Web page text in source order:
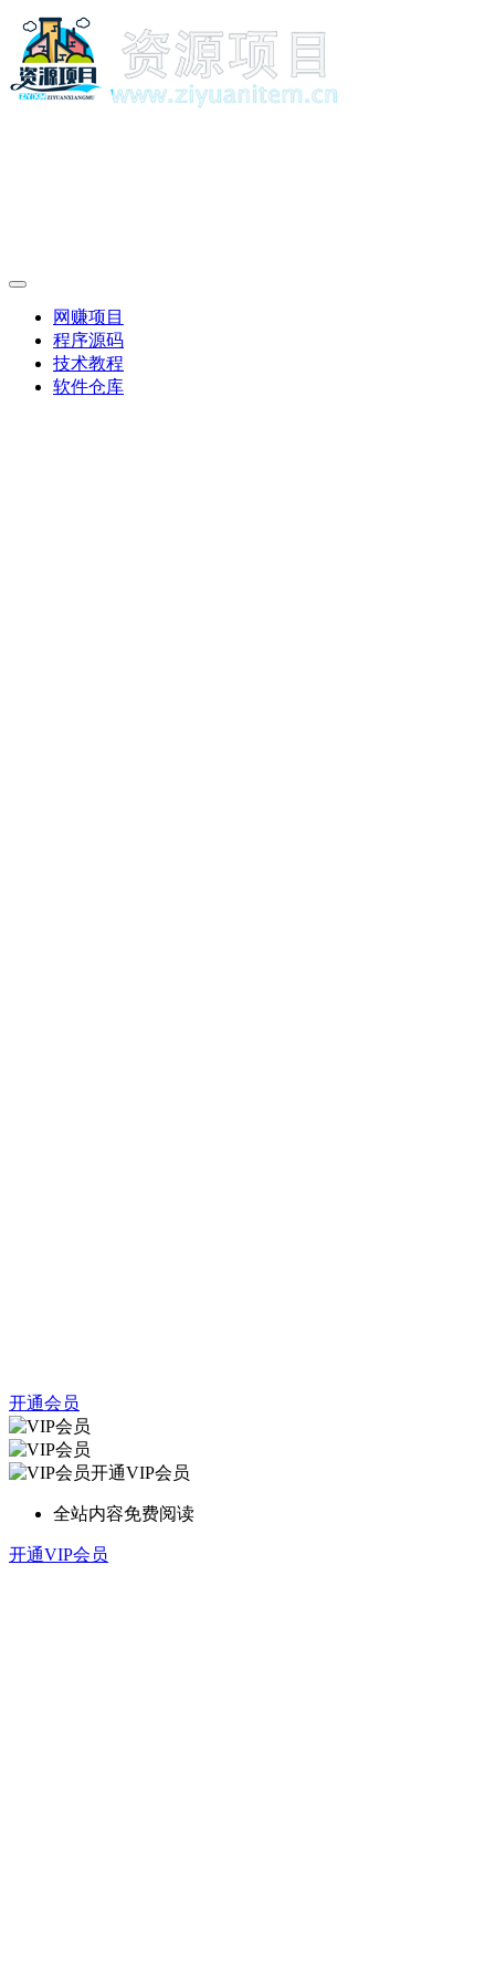
网赚项目
程序源码
技术教程
软件仓库
开通会员
开通VIP会员
全站内容免费阅读
开通VIP会员